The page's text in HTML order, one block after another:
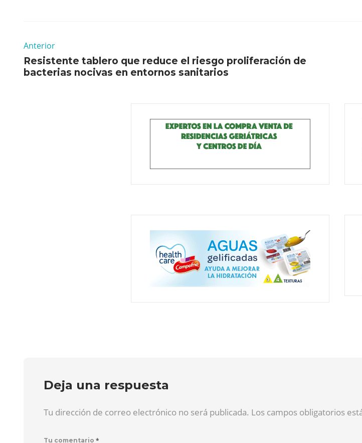
Anterior
Resistente tablero que reduce el riesgo proliferación de
bacterias nocivas en entornos sanitarios
Deja una respuesta
Tu dirección de correo electrónico no será publicada. Los campos obligatorios
Tu comentario *